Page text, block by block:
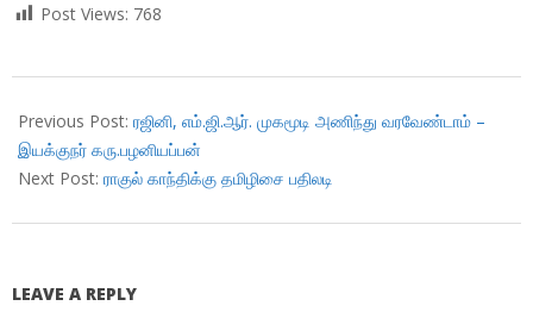
Post Views: 768
03-
19
Previous Post: ரஜினி, எம்.ஜி.ஆர். முகமூடி அணிந்து வரவேண்டாம் –
இயக்குநர் கரு.பழனியப்பன்
Next Post: ராகுல் காந்திக்கு தமிழிசை பதிலடி
LEAVE A REPLY